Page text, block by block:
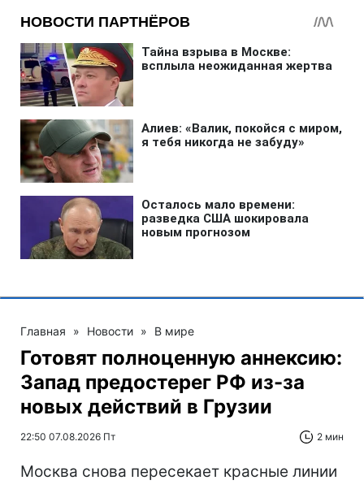
Главная » Новости » В мире
Готовят полноценную аннексию:
Запад предостерег РФ из-за
новых действий в Грузии
22:50 07.08.2026 Пт 2 мин
Москва снова пересекает красные линии